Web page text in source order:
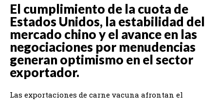
El cumplimiento de la cuota de
Estados Unidos, la estabilidad del
mercado chino y el avance en las
negociaciones por menudencias
generan optimismo en el sector
exportador.
Las exportaciones de carne vacuna afrontan el